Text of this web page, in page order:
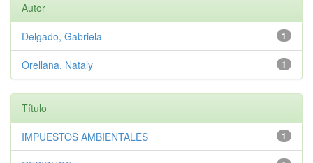
Autor
1
Delgado, Gabriela
1
Orellana, Nataly
Título
1
IMPUESTOS AMBIENTALES